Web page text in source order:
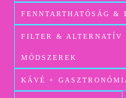
FENNTARTHATÓSÁG &
FILTER & ALTERNATÍV
MÓDSZEREK
KÁVÉ +